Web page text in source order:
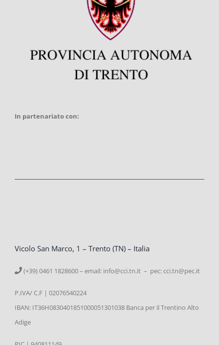
In partenariato con:
Vicolo San Marco, 1 – Trento (TN) – Italia
(+39) 0461 1828600 – email: info@cci.tn.it – pec: cci.tn@pec.it
P.IVA/ C.F | 02076540224
IBAN: IT36H0830401851000051301038 Banca per il Trentino Alto
Adige